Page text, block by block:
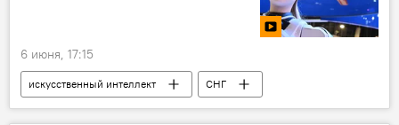
6 июня, 17:15
искусственный интеллект
СНГ
цифровые технологии
статистика